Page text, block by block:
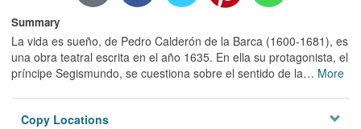
Summary
La vida es sueño, de Pedro Calderón de la Barca (1600-1681), es
una obra teatral escrita en el año 1635. En ella su protagonista, el
príncipe Segismundo, se cuestiona sobre el sentido de la… More
Copy Locations